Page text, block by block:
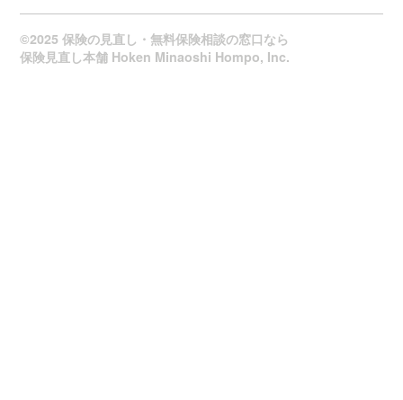
©2025 保険の見直し・無料保険相談の窓口なら
保険見直し本舗 Hoken Minaoshi Hompo, Inc.